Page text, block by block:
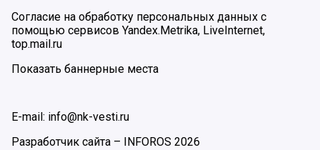
Согласие на обработку персональных данных с
помощью сервисов Yandex.Metrika, LiveInternet,
top.mail.ru
Показать баннерные места
E-mail: info@nk-vesti.ru
Разработчик сайта –
INFOROS 2026